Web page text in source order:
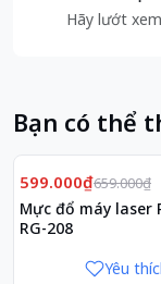
Hãy lướt
Bạn có thể
Giảm9%
599.000₫659.000₫
Mực đổ máy laser
RG-208
Yêu